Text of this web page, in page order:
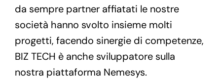
da sempre partner affiatati le nostre
società hanno svolto insieme molti
progetti, facendo sinergie di competenze,
BIZ TECH è anche sviluppatore sulla
nostra piattaforma Nemesys.